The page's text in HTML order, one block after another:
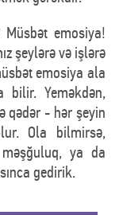
emosiya!
şeylərə və işlərə
emosiya ala
bilir. Yeməkdən,
qədər - hər şeyin
Ola bilmirsə,
ya da
gedirik.